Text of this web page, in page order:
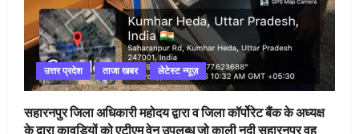
उत्तर प्रदेश ताजा खबर लेटेस्ट न्यूज़
सहारनपुर जिला अधिकारी महोदय द्वारा व जिला कॉर्पोरेट बैंक के अध्यक्ष
के द्वारा कावड़ियों को एटीएम वेन उपलब्ध जो काली नदी सहारनपुर वह